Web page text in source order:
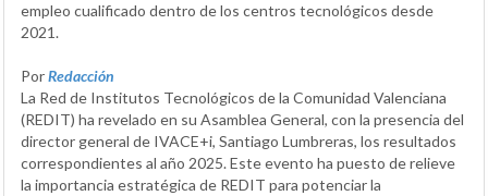
empleo cualificado dentro de los centros tecnológicos desde
2021.
PorRedacción
La Red de Institutos Tecnológicos de la Comunidad Valenciana
(REDIT) ha revelado en su Asamblea General, con la presencia del
director general de IVACE+i, Santiago Lumbreras, los resultados
correspondientes al año 2025. Este evento ha puesto de relieve
la importancia estratégica de REDIT para potenciar la